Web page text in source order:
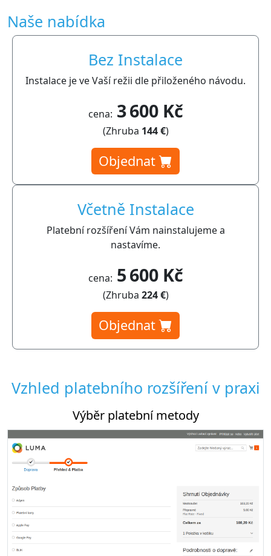
Naše nabídka
Bez Instalace
Instalace je ve Vaší režii dle přiloženého návodu.
cena: 3 600 Kč
(Zhruba 144 €)
Objednat
Včetně Instalace
Platební rozšíření Vám nainstalujeme a
nastavíme.
cena: 5 600 Kč
(Zhruba 224 €)
Objednat
Vzhled platebního rozšíření v praxi
Výběr platební metody